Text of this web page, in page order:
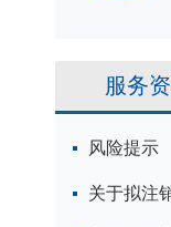
服务
风险提示
关于拟注